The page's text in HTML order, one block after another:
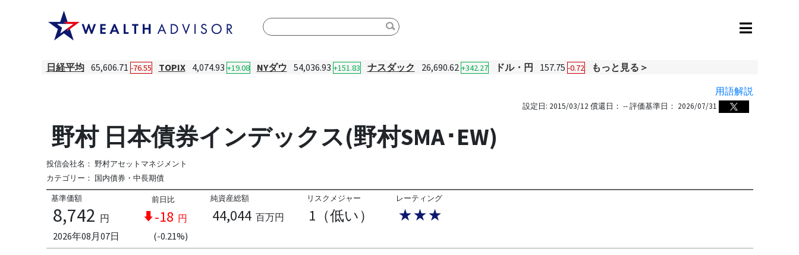
日経平均 65,606.71 -76.55 TOPIX 4,074.93 +19.08 NYダウ 54,036.93 +151.83 ナスダック 26,690.62 +342.27 ドル・円 157.75 -0.72
もっと見る＞
用語解説
設定日: 2015/03/12 償還日： -- 評価基準日： 2026/07/31
野村 日本債券インデックス(野村SMA･EW)
投信会社名： 野村アセットマネジメント
カテゴリー： 国内債券・中長期債
基準価額
8,742 円
2026年08月07日
前日比
-18 円
(-0.21%)
純資産総額
44,044 百万円
リスクメジャー
1（低い）
レーティング
★★★